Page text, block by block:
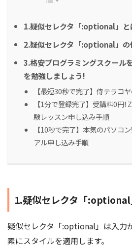
1.疑似セレクタ「:optional」と
2.疑似セレクタ「:optional」の
3.格安プログラミングスクール
を勉強しましょう!
【最短30秒で完了】侍テラコ
【1分で登録完了】受講料0円
験レッスン申し込み手順
【10秒で完了】本気のパソコ
アル申し込み手順
1.疑似セレクタ「:optional
疑似セレクタ「:optional」は入力
素にスタイルを適用します。